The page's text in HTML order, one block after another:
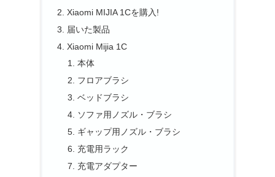
Xiaomi MIJIA 1Cを購入!
届いた製品
Xiaomi Mijia 1C
本体
フロアブラシ
ベッドブラシ
ソファ用ノズル・ブラシ
ギャップ用ノズル・ブラシ
充電用ラック
充電アダプター